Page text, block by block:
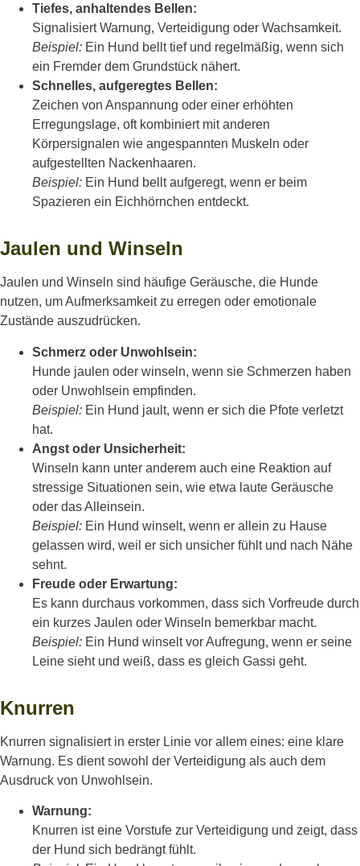
Tiefes, anhaltendes Bellen:
Signalisiert Warnung, Verteidigung oder Wachsamkeit.
Beispiel: Ein Hund bellt tief und regelmäßig, wenn sich
ein Fremder dem Grundstück nähert.
Schnelles, aufgeregtes Bellen:
Zeichen von Anspannung oder einer erhöhten
Erregungslage, oft kombiniert mit anderen
Körpersignalen wie angespannten Muskeln oder
aufgestellten Nackenhaaren.
Beispiel: Ein Hund bellt aufgeregt, wenn er beim
Spazieren ein Eichhörnchen entdeckt.
Jaulen und Winseln
Jaulen und Winseln sind häufige Geräusche, die Hunde
nutzen, um Aufmerksamkeit zu erregen oder emotionale
Zustände auszudrücken.
Schmerz oder Unwohlsein:
Hunde jaulen oder winseln, wenn sie Schmerzen haben
oder Unwohlsein empfinden.
Beispiel: Ein Hund jault, wenn er sich die Pfote verletzt
hat.
Angst oder Unsicherheit:
Winseln kann unter anderem auch eine Reaktion auf
stressige Situationen sein, wie etwa laute Geräusche
oder das Alleinsein.
Beispiel: Ein Hund winselt, wenn er allein zu Hause
gelassen wird, weil er sich unsicher fühlt und nach Nähe
sehnt.
Freude oder Erwartung:
Es kann durchaus vorkommen, dass sich Vorfreude durch
ein kurzes Jaulen oder Winseln bemerkbar macht.
Beispiel: Ein Hund winselt vor Aufregung, wenn er seine
Leine sieht und weiß, dass es gleich Gassi geht.
Knurren
Knurren signalisiert in erster Linie vor allem eines: eine klare
Warnung. Es dient sowohl der Verteidigung als auch dem
Ausdruck von Unwohlsein.
Warnung:
Knurren ist eine Vorstufe zur Verteidigung und zeigt, dass
der Hund sich bedrängt fühlt.